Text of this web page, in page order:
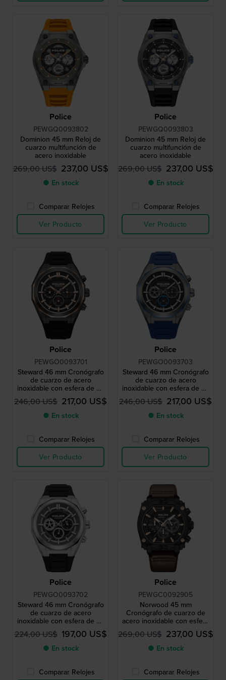
Police
PEWGQ0093802
Dominion 45 mm Reloj de
cuarzo multifunción de
acero inoxidable
269,00 US$ 237,00 US$
● En stock
Comparar Relojes
Ver Producto
Police
PEWGQ0093803
Dominion 45 mm Reloj de
cuarzo multifunción de
acero inoxidable
269,00 US$ 237,00 US$
● En stock
Comparar Relojes
Ver Producto
Police
PEWGO0093701
Steward 46 mm Cronógrafo
de cuarzo de acero
inoxidable con esfera de 24
horas
246,00 US$ 217,00 US$
● En stock
Comparar Relojes
Ver Producto
Police
PEWGO0093703
Steward 46 mm Cronógrafo
de cuarzo de acero
inoxidable con esfera de 24
horas
246,00 US$ 217,00 US$
● En stock
Comparar Relojes
Ver Producto
Police
PEWGO0093702
Steward 46 mm Cronógrafo
de cuarzo de acero
inoxidable con esfera de 24
horas
224,00 US$ 197,00 US$
● En stock
Comparar Relojes
Police
PEWGC0092905
Norwood 45 mm
Cronógrafo de cuarzo de
acero inoxidable con esfera
de 24 horas
269,00 US$ 237,00 US$
● En stock
Comparar Relojes